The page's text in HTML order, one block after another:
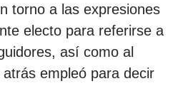
torno a las expresiones
electo para referirse a
así como al
empleó para decir